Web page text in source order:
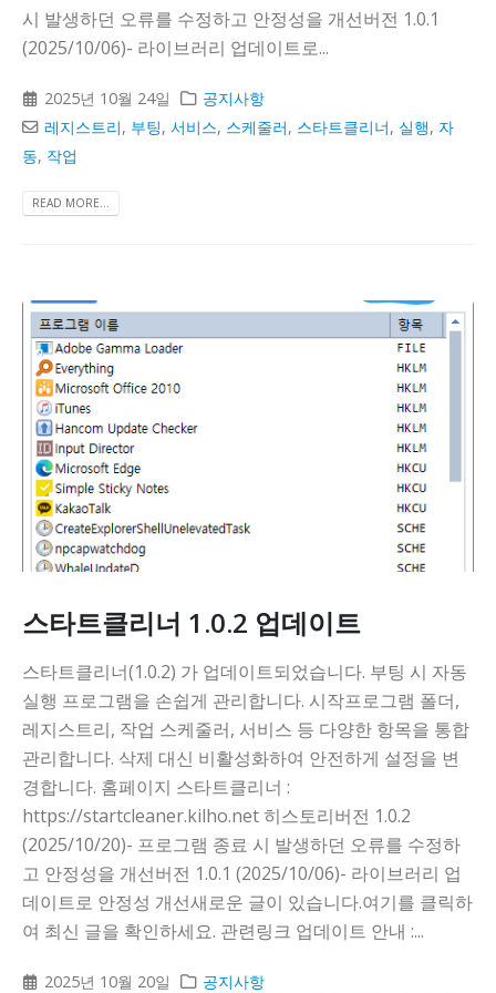
시 발생하던 오류를 수정하고 안정성을 개선버전 1.0.1
(2025/10/06)- 라이브러리 업데이트로...
2025년 10월 24일
공지사항
레지스트리, 부팅,서비스, 스케줄러, 스타트클리너, 실행, 자
동, 작업
READ MORE...
스타트클리너 1.0.2 업데이트
스타트클리너(1.0.2) 가 업데이트되었습니다. 부팅 시 자동
실행 프로그램을 손쉽게 관리합니다. 시작프로그램 폴더,
레지스트리, 작업 스케줄러, 서비스 등 다양한 항목을 통합
관리합니다. 삭제 대신 비활성화하여 안전하게 설정을 변
경합니다. 홈페이지 스타트클리너 :
https://startcleaner.kilho.net 히스토리버전 1.0.2
(2025/10/20)- 프로그램 종료 시 발생하던 오류를 수정하
고 안정성을 개선버전 1.0.1 (2025/10/06)- 라이브러리 업
데이트로 안정성 개선새로운 글이 있습니다.여기를 클릭하
여 최신 글을 확인하세요. 관련링크 업데이트 안내 :...
2025년 10월 20일
공지사항